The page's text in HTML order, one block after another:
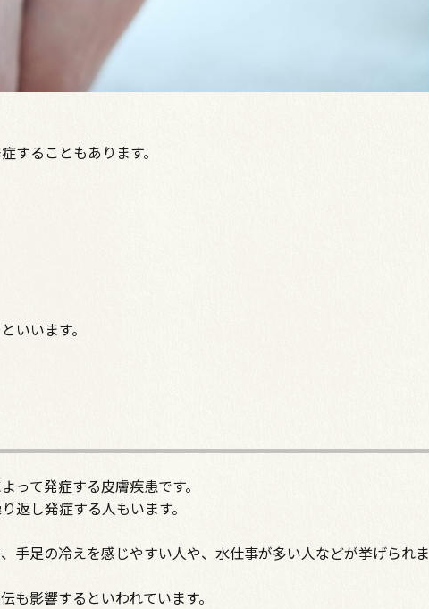
することもあります。
いいます。
って発症する皮膚疾患です。
返し発症する人もいます。
手足の冷えを感じやすい人や、水仕事が多い人などが挙げられま
も影響するといわれています。